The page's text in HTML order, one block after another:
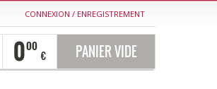
CONNEXION / ENREGISTREMENT
000
€ PANIER VIDE